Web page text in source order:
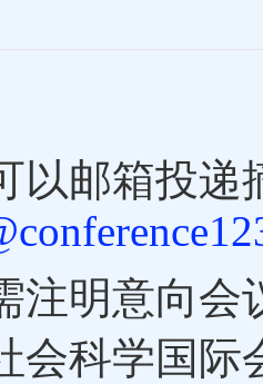
以邮箱投递
注明意向
会科学国际